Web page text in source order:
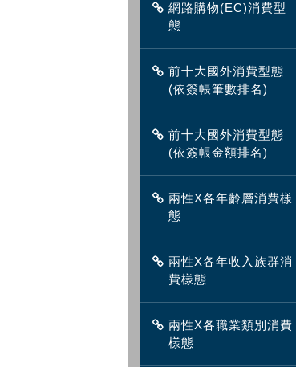
網路購物(EC)消費型
態
前十大國外消費型態
(依簽帳筆數排名)
前十大國外消費型態
(依簽帳金額排名)
兩性X各年齡層消費樣
態
兩性X各年收入族群消
費樣態
兩性X各職業類別消費
樣態